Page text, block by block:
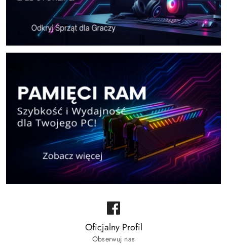
Oficjalny Profil
Obserwuj nas